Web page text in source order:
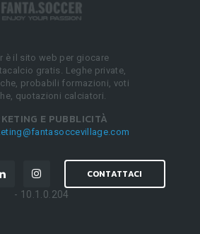
è il sito web per giocare
gratis. Leghe private,
probabili formazioni, voti
quotazioni calciatori.
E PUBBLICITÀ
CONTATTACI
- 10.1.0.204